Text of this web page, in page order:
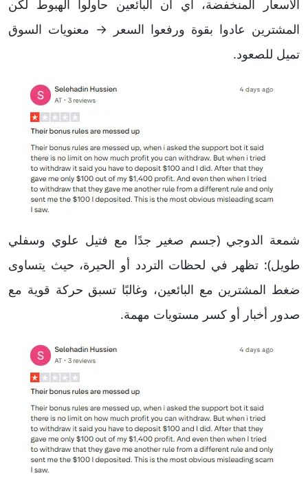
الأسعار المنخفضة، أي أن البائعين حاولوا الهبوط لكن
المشترين عادوا بقوة ورفعوا السعر → معنويات السوق
تميل للصعود.
شمعة الدوجي (جسم صغير جدًا مع فتيل علوي وسفلي
طويل): تظهر في لحظات التردد أو الحيرة، حيث يتساوى
ضغط المشترين مع البائعين، وغالبًا تسبق حركة قوية مع
صدور أخبار أو كسر مستويات مهمة.